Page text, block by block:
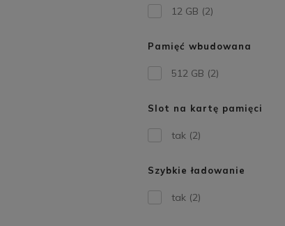
12 GB (2)
Pamięć wbudowana
512 GB (2)
Slot na kartę pamięci
tak (2)
Szybkie ładowanie
tak (2)